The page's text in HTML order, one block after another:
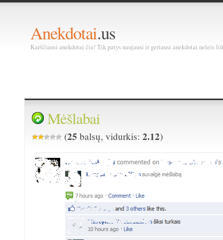
Anekdotai.us
Karščiausi anekdotai čia! Tik patys naujausi ir geriausi anekdotai neleis
Mėšlabai
(25 balsų, vidurkis:2.12)